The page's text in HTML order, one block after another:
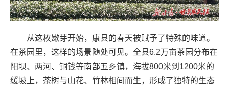
从这枚嫩芽开始，康县的春天被赋予了特殊的味道。
在茶园里，这样的场景随处可见。全县6.2万亩茶园分布在
阳坝、两河、铜钱等南部五乡镇，海拔800米到1200米的
缓坡上，茶树与山花、竹林相间而生，形成了独特的生态